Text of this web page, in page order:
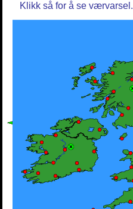
Klikk så for å se værvarsel.